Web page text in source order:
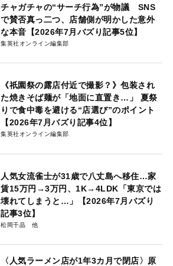
チャガチャの“サーチ行為”が物議 SNS
で賛否真っ二つ、店舗側が明かした意外
な本音【2026年7月バズり記事5位】
集英社オンライン編集部
《祇園祭の露店付近で撮影？》包装され
た焼きそば麺が「地面に直置き…」 夏祭
りで食中毒を避ける“店選び”のポイント
【2026年7月バズり記事4位】
集英社オンライン編集部
人気女流雀士が31歳で八丈島へ移住…家
賃15万円→3万円、1K→4LDK「東京では
壊れてしまうと…」【2026年7月バズり
記事3位】
松岡千晶
〈人気ラーメン店が1年3カ月で閉店〉原